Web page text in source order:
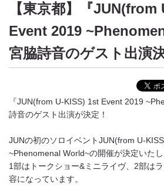
【東京都】『
Event 2019
宮脇詩音のゲスト出演
『JUN(from U-KISS) 1st Event 2019
詩音のゲスト出演が決定！
JUNの初のソロイベントJUN(from U-
~Phenomenal World~の開催が決定いたし
1部はトークショー&ミニライヴ、2部は
容になっています。